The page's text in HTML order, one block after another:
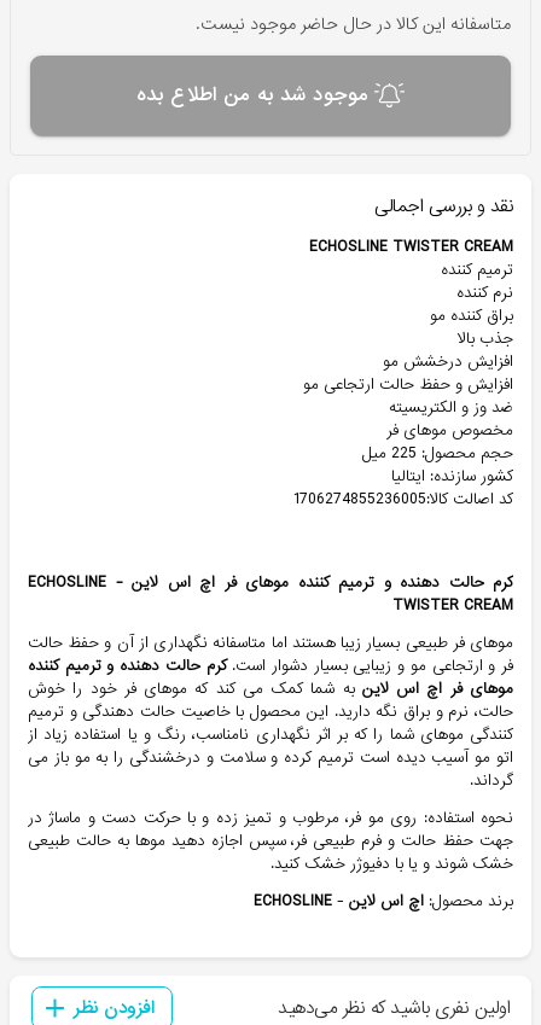
متاسفانه این کالا در حال حاضر موجود نیست.
موجود شد به من اطلاع بده
نقد و بررسی اجمالی
ECHOSLINE TWISTER CREAM
ترمیم کننده
نرم کننده
براق کننده مو
جذب بالا
افزایش درخشش مو
افزایش و حفظ حالت ارتجاعی مو
ضد وز و الکتریسیته
مخصوص موهای فر
حجم محصول: 225 میل
کشور سازنده: ایتالیا
کد اصالت کالا:1706274855236005
کرم حالت دهنده و ترمیم کننده موهای فر اچ اس لاین - ECHOSLINE
TWISTER CREAM
موهای فر طبیعی بسیار زیبا هستند اما متاسفانه نگهداری از آن و حفظ حالت
فر و ارتجاعی مو و زیبایی بسیار دشوار است.کرم حالت دهنده و ترمیم کننده
موهای فر اچ اس لاین به شما کمک می کند که موهای فر خود را خوش
حالت، نرم و براق نگه دارید. این محصول با خاصیت حالت دهندگی و ترمیم
کنندگی موهای شما را که بر اثر نگهداری نامناسب، رنگ و یا استفاده زیاد از
اتو مو آسیب دیده است ترمیم کرده و سلامت و درخشندگی را به مو باز می
گرداند.
نحوه استفاده: روی مو فر، مرطوب و تمیز زده و با حرکت دست و ماساژ در
جهت حفظ حالت و فرم طبیعی فر، سپس اجازه دهید موها به حالت طبیعی
خشک شوند و یا با دفیوژر خشک کنید.
برند محصول: اچ اس لاین -
ECHOSLINE
اولین نفری باشید که نظر می‌دهید افزودن نظر